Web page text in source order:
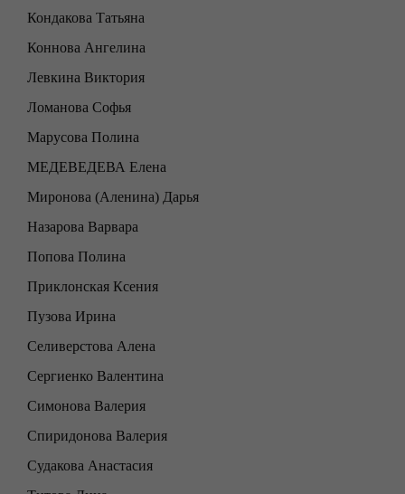
Кондакова Татьяна
Коннова Ангелина
Левкина Виктория
Ломанова Софья
Марусова Полина
МЕДЕВЕДЕВА Елена
Миронова (Аленина) Дарья
Назарова Варвара
Попова Полина
Приклонская Ксения
Пузова Ирина
Селиверстова Алена
Сергиенко Валентина
Симонова Валерия
Спиридонова Валерия
Судакова Анастасия